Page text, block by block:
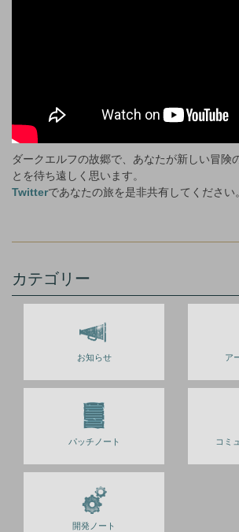
ダークエルフの故郷で、あなたが新しい冒険
とを待ち遠しく思います。
Twitterであなたの旅を是非共有してください。
カテゴリー
お知らせ ア
パッチノート コミ
開発ノート